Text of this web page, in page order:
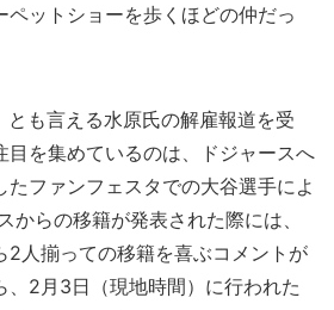
ペットショーを歩くほどの仲だっ
も言える水原氏の解雇報道を受
目を集めているのは、ドジャースへ
ファンフェスタでの大谷選手によ
からの移籍が発表された際には、
2人揃っての移籍を喜ぶコメントが
、2月3日（現地時間）に行われた